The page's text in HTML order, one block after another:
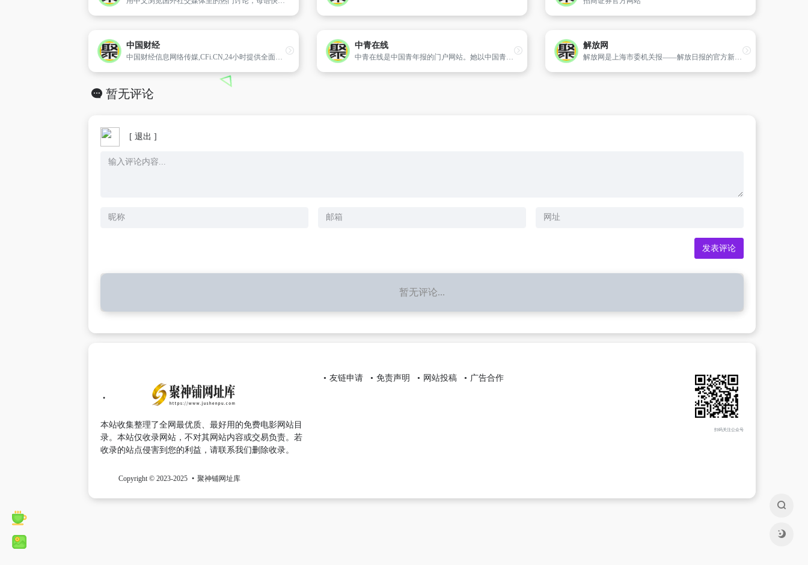
中国财经
中国财经信息网络传媒,CFi.CN,24小时提供全面及时的财经新闻、股票、新股发行、数据、统计图表,财经分析软件等
中青在线
中青在线是中国青年报的门户网站。她以中国青年报的品牌和新闻为依托,以教育、培训、人才、创业、图书出版等领域为特色,以中青论坛和中青社区为互动平台,兼顾青年人喜爱的数码、生
解放网
解放网是上海市委机关报——解放日报的官方新闻网站,传播“有深度、有温度”的新闻。以上海政经、民生新闻为重点,同时关注国内、国际、文娱、体育等各领域新闻。
暂无评论
[ 退出 ]
暂无评论...
本站收集整理了全网最优质、最好用的免费电影网站目
录。本站仅收录网站，不对其网站内容或交易负责。若
收录的站点侵害到您的利益，请联系我们删除收录。
友链申请 免责声明 网站投稿 广告合作
扫码关注公众号
Copyright © 2023-2025 聚神铺网址库